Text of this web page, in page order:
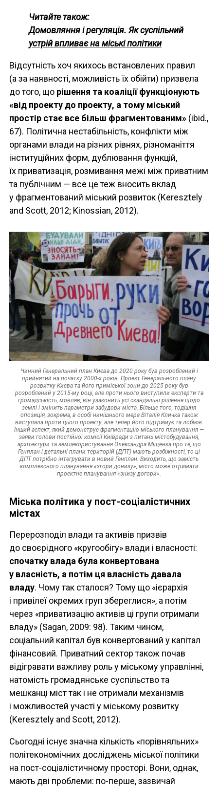
Читайте також:
Домовляння і регуляція. Як суспільний
устрій впливає на міські політики
Відсутність хоч якихось встановлених правил
(а за наявності, можливість їх обійти) призвела
до того, що рішення та коаліції функціонують
«від проекту до проекту, а тому міський
простір стає все більш фрагментованим» (ibid.,
67). Політична нестабільність, конфлікти між
органами влади на різних рівнях, різноманіття
інституційних форм, дублювання функцій,
їх приватизація, розмивання межі між приватним
та публічним — все це теж вносить вклад
у фрагментований міський розвиток (Keresztely
and Scott, 2012; Kinossian, 2012).
Чинний Генеральний план Києва до 2020 року був розроблений і
прийнятий на початку 2000-х років. Проект Генерального плану
розвитку Києва та його приміської зони до 2025 року був
розроблений у 2015-му році, але проти нього виступили експерти та
громадськість, мовляв, він узаконить усі скандальні рішення щодо
землі і змінить параметри забудови міста. Більше того, тодішня
опозиція, зокрема, в особі нинішнього мера Віталія Кличка також
виступала проти цього проекту, але тепер його підтримує та лобіює.
Інший аспект, який демонструє фрагментацію міського планування —
заяви голови постійної комісії Київради з питань містобудування,
архітектури та землекористування Олександра Міщенка про те, що
Генплан і детальні плани територій (ДПТ) мають розбіжності, то ці
ДПТ потрібно інтегрувати в новий Генплан. Виходить, що замість
комплексного планування «згори донизу», місто може отримати
проектне планування «знизу догори».
Міська політика у пост-соціалістичних
містах
Перерозподіл влади та активів призвів
до своєрідного «кругообігу» влади і власності:
спочатку влада була конвертована
у власність, а потім ця власність давала
владу. Чому так сталося? Тому що «ієрархія
і привілеї окремих груп збереглися», а потім
через «приватизацію активів ці групи отримали
владу» (Sagan, 2009: 98). Таким чином,
соціальний капітал був конвертований у капітал
фінансовий. Приватний сектор також почав
відігравати важливу роль у міському управлінні,
натомість громадянське суспільство та
мешканці міст так і не отримали механізмів
і можливостей участі у міському розвитку
(Keresztely and Scott, 2012).
Сьогодні існує значна кількість «порівняльних»
політекономічних досліджень міської політики
на пост-соціалістичному просторі. Вони, однак,
мають дві проблеми: по-перше, зазвичай